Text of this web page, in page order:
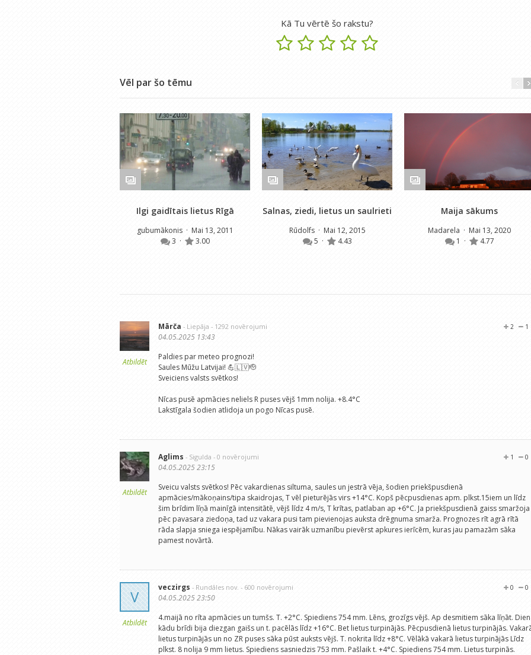
Kā Tu vērtē šo rakstu?
Vēl par šo tēmu
Ilgi gaidītais lietus Rīgā
gubumākonis · Mai 13, 2011
3 · 3.00
Salnas, ziedi, lietus un saulrieti
Rūdolfs · Mai 12, 2015
5 · 4.43
Maija sākums
Madarela · Mai 13, 2020
1 · 4.77
Atbildēt
Mārča - Liepāja - 1292 novērojumi 1
2
04.05.2025 13:43
Paldies par meteo prognozi!
Saules Mūžu Latvijai! 💪🇱🇻🫡
Sveiciens valsts svētkos!
Nīcas pusē apmācies neliels R puses vējš 1mm nolija. +8.4°C
Lakstīgala šodien atlidoja un pogo Nīcas pusē.
Atbildēt
Aglims - Sigulda - 0 novērojumi 0
1
04.05.2025 23:15
Sveicu valsts svētkos! Pēc vakardienas siltuma, saules un jestrā vēja, šodien priekšpusdienā
apmācies/mākoņains/tipa skaidrojas, T vēl pieturējās virs +14°C. Kopš pēcpusdienas apm. plkst.15iem un līdz
šim brīdim līņā mainīgā intensitātē, vējš līdz 4 m/s, T krītas, patlaban ap +6°C. Ja priekšpusdienā gaiss smaržoja
pēc pavasara ziedoņa, tad uz vakara pusi tam pievienojas auksta drēgnuma smarža. Prognozes rīt agrā rītā
rāda slapja sniega iespējamību. Nākas vairāk uzmanību pievērst apkures ierīcēm, kuras jau pamazām sāka
pamest novārtā.
V
Atbildēt
veczirgs - Rundāles nov. - 600 novērojumi 0
0
04.05.2025 23:50
4.maijā no rīta apmācies un tumšs. T. +2°C. Spiediens 754 mm. Lēns, grozīgs vējš. Ap desmitiem sāka līņāt.
kādu brīdi bija diezgan gaišs un t. pacēlās līdz +16°C. Bet lietus turpinājās. Pēcpusdienā lietus turpinājās.
lietus turpinājās un no ZR puses sāka pūst auksts vējš. T. nokrita līdz +8°C. Vēlākā vakarā lietus turpinājās Līdz
plkst. 8 nolija 9 mm lietus. Spiediens sasniedzis 753 mm. Pašlaik t. +4°C. Spiediens 754 mm. Lietus turpinās.